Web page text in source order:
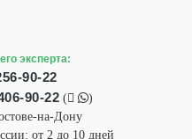
эксперта:
90-22
90-22 (
)
на-Дону
от 2 до 10 дней